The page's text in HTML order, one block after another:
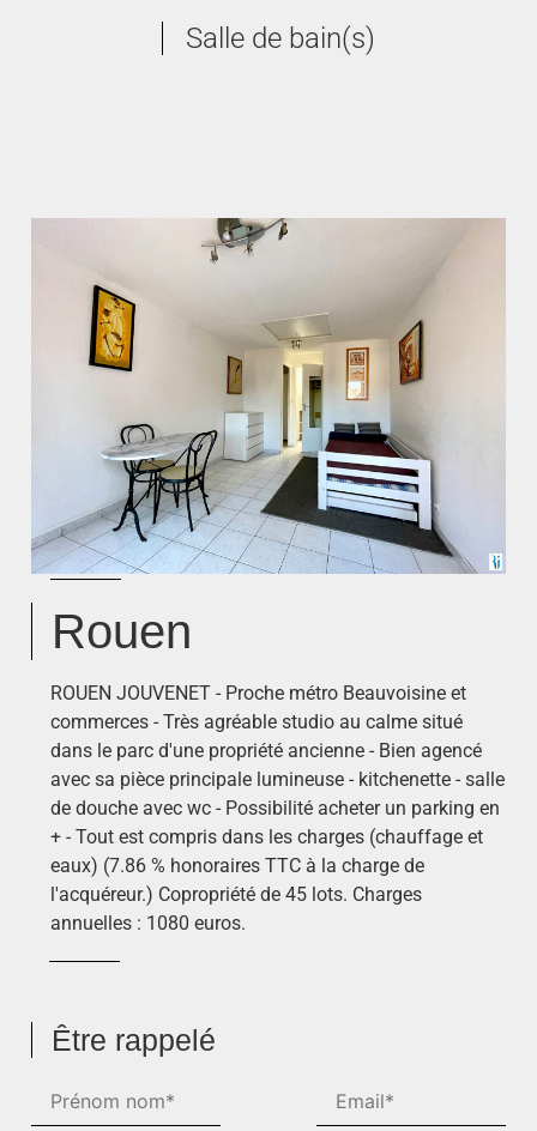
Salle de bain(s)
Rouen
ROUEN JOUVENET - Proche métro Beauvoisine et
commerces - Très agréable studio au calme situé
dans le parc d'une propriété ancienne - Bien agencé
avec sa pièce principale lumineuse - kitchenette - salle
de douche avec wc - Possibilité acheter un parking en
+ - Tout est compris dans les charges (chauffage et
eaux) (7.86 % honoraires TTC à la charge de
l'acquéreur.) Copropriété de 45 lots. Charges
annuelles : 1080 euros.
Être rappelé